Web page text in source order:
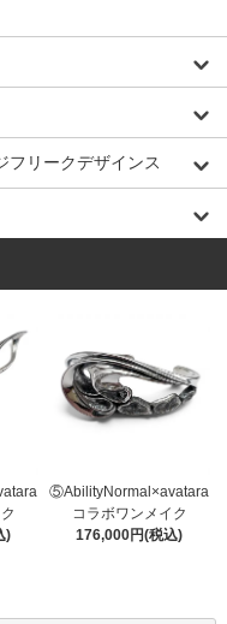
フリークデザインス
)
⑤AbilityNormal×avatara
コラボワンメイク
176,000円(税込)